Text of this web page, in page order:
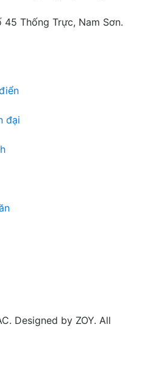
Thống Trực, Nam Sơn.
đại
Designed by ZOY. All